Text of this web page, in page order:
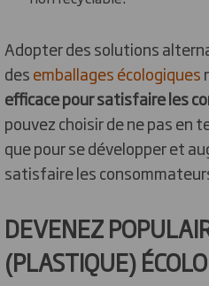
Adopter des solutions
desemballages écologiques
efficace pour satisfaire les
pouvez choisir de ne pas en
que pour se développer et
satisfaire les
DEVENEZ
(PLASTIQUE) ÉCOLO